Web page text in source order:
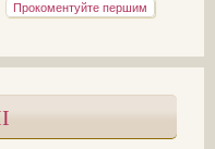
Прокоментуйте першим